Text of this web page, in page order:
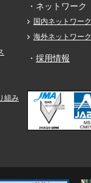
組み
・ネットワーク
国内ネットワーク
海外ネットワーク
・ 採用情報